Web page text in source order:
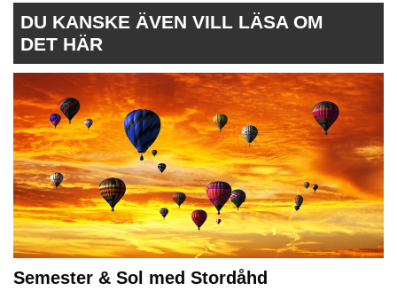
DU KANSKE ÄVEN VILL LÄSA OM
DET HÄR
Semester & Sol med Stordåhd